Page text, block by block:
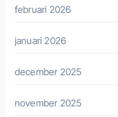
februari 2026
januari 2026
december 2025
november 2025